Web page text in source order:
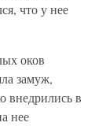
что у нее
оков
замуж,
внедрились в
нее